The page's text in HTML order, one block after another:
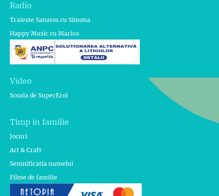
Radio
Traieste Sanatos cu Simona
Happy Music cu Marius
Video
Scoala de SuperEroi
Timp in familie
Jocuri
Art & Craft
Semnificatia numelui
Filme de familie